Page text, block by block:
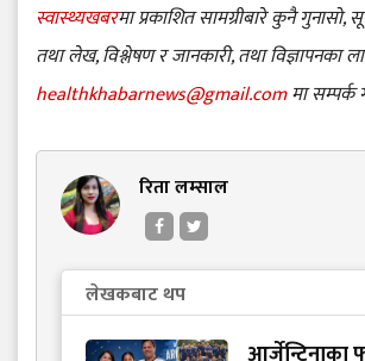
स्वास्थ्यखबरमा प्रकाशित सामग्रीबारे कुनै
तथा लेख, विश्लेषण र जानकारी, तथा विज्ञापनका
healthkhabarnews@gmail.comमा सम्पर्क
रिता लम्साल
लेखकबाट थप